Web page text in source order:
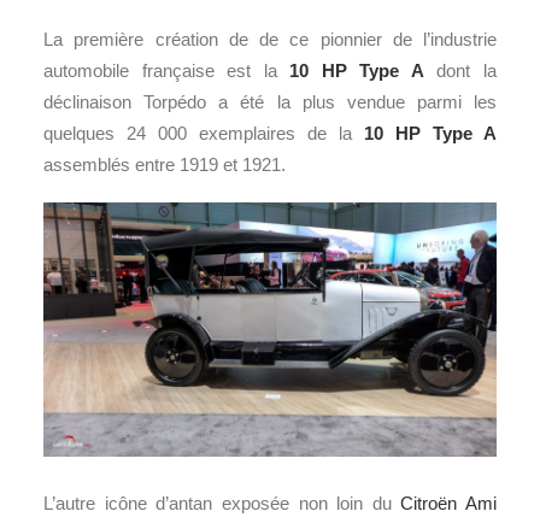
La première création de de ce pionnier de l’industrie
automobile française est la 10 HP Type A dont la
déclinaison Torpédo a été la plus vendue parmi les
quelques 24 000 exemplaires de la 10 HP Type A
assemblés entre 1919 et 1921.
L’autre icône d’antan exposée non loin duCitroën Ami